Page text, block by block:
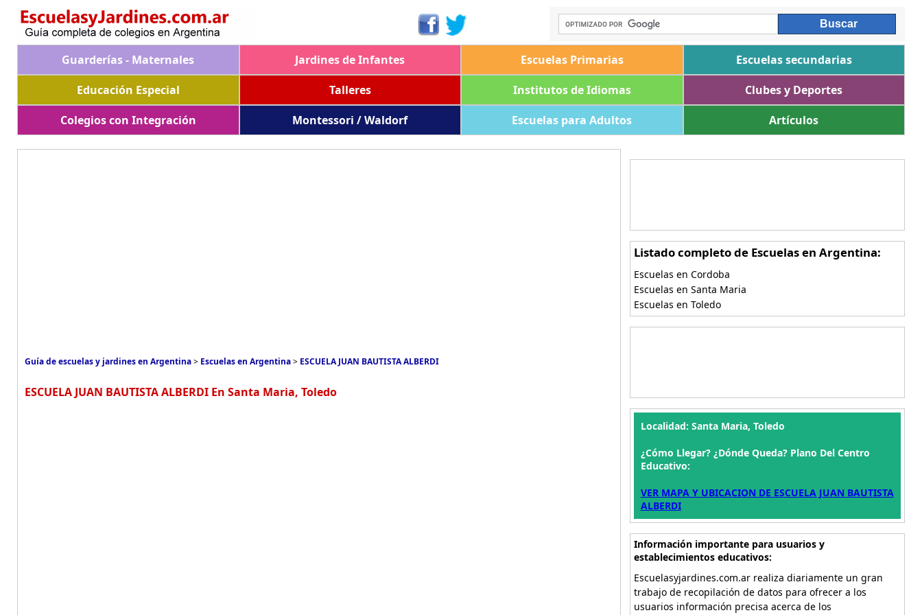
Guarderías - Maternales Jardines de Infantes Escuelas Primarias
Escuelas secundarias
Educación Especial
Talleres Institutos de Idiomas
Clubes y Deportes
Colegios con Integración
Montessori / Waldorf Escuelas para Adultos Artículos
Guía de escuelas y jardines en Argentina> Escuelas en Argentina> ESCUELA JUAN BAUTISTA ALBERDI
ESCUELA JUAN BAUTISTA ALBERDI En Santa Maria, Toledo
Listado completo de Escuelas en Argentina:
Escuelas en Cordoba
Escuelas en Santa Maria
Escuelas en Toledo
Localidad: Santa Maria, Toledo
¿Cómo Llegar? ¿Dónde Queda? Plano Del Centro
Educativo:
VER MAPA Y UBICACION DE ESCUELA JUAN BAUTISTA
ALBERDI
Información importante para usuarios y
establecimientos educativos:
Escuelasyjardines.com.ar realiza diariamente un gran
trabajo de recopilación de datos para ofrecer a los
usuarios información precisa acerca de los